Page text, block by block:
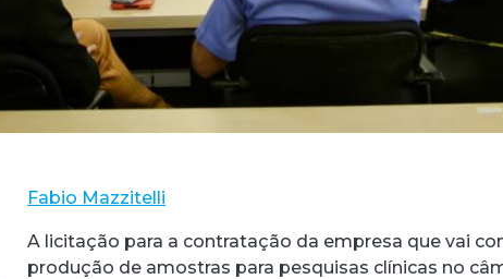
Fabio Mazzitelli
A licitação para a contratação da empresa que vai
produção de amostras para pesquisas clínicas no